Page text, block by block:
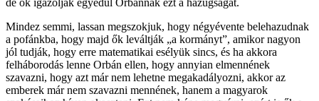
Mindez semmi, lassan megszokjuk, hogy négyévente belehazudnak
a pofánkba, hogy majd ők leváltják „a kormányt”, amikor nagyon
jól tudják, hogy erre matematikai esélyük sincs, és ha akkora
felháborodás lenne Orbán ellen, hogy annyian elmennének
szavazni, hogy azt már nem lehetne megakadályozni, akkor az
emberek már nem szavazni mennének, hanem a magyarok